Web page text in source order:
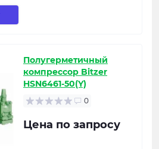
Полугерметичный
компрессор Bitzer
HSN6461-50(Y)
0
Цена по запросу